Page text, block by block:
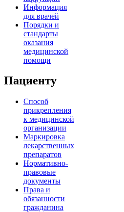
Информация
для врачей
Порядки и
стандарты
оказания
медицинской
помощи
Пациенту
Способ
прикрепления
к медицинской
организации
Маркировка
лекарственных
препаратов
Нормативно-
правовые
документы
Права и
обязанности
гражданина